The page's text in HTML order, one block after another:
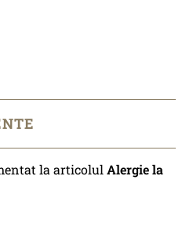
la articolulAlergie la